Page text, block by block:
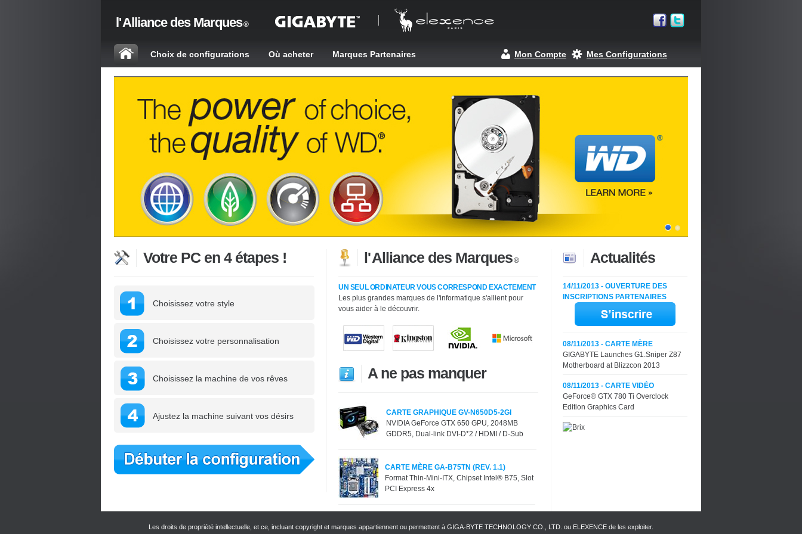
l'Alliance des Marques®
Choix de configurations Où acheter Marques Partenaires Mon Compte Mes Configurations
Votre PC en 4 étapes !
Choisissez votre style
Choisissez votre personnalisation
Choisissez la machine de vos rêves
Ajustez la machine suivant vos désirs
l'Alliance des Marques®
UN SEUL ORDINATEUR VOUS CORRESPOND EXACTEMENT
Les plus grandes marques de l'informatique s'allient pour
vous aider à le découvrir.
A ne pas manquer
CARTE GRAPHIQUE GV-N650D5-2GI
NVIDIA GeForce GTX 650 GPU, 2048MB
GDDR5, Dual-link DVI-D*2 / HDMI / D-Sub
CARTE MÈRE GA-B75TN (REV. 1.1)
Format Thin-Mini-ITX, Chipset Intel® B75, Slot
PCI Express 4x
Actualités
14/11/2013 - OUVERTURE DES
INSCRIPTIONS PARTENAIRES
08/11/2013 - CARTE MÈRE
GIGABYTE Launches G1.Sniper Z87
Motherboard at Blizzcon 2013
08/11/2013 - CARTE VIDÉO
GeForce® GTX 780 Ti Overclock
Edition Graphics Card
Les droits de propriété intellectuelle, et ce, incluant copyright et marques appartiennent ou permettent à GIGA-BYTE TECHNOLOGY CO., LTD. ou ELEXENCE de les exploiter.